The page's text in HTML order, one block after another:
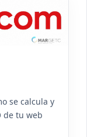
se calcula y
de tu web